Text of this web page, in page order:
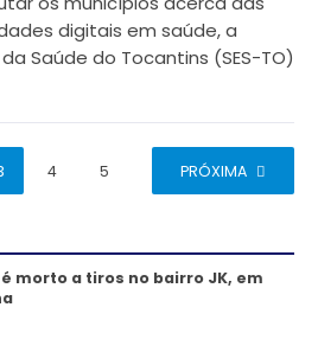
digitais em saúde, a
Saúde do Tocantins (SES-TO)
4 5 96
PRÓXIMA
morto a tiros no bairro JK, em